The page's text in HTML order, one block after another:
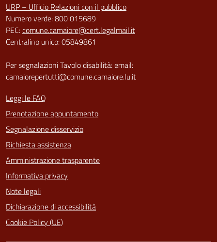
URP – Ufficio Relazioni con il pubblico
Numero verde: 800 015689
PEC:comune.camaiore@cert.legalmail.it
Centralino unico: 05849861
Per segnalazioni Tavolo disabilità: email:
camaiorepertutti@comune.camaiore.lu.it
Leggi le FAQ
Prenotazione appuntamento
Segnalazione disservizio
Richiesta assistenza
Amministrazione trasparente
Informativa privacy
Note legali
Dichiarazione di accessibilità
Cookie Policy (UE)